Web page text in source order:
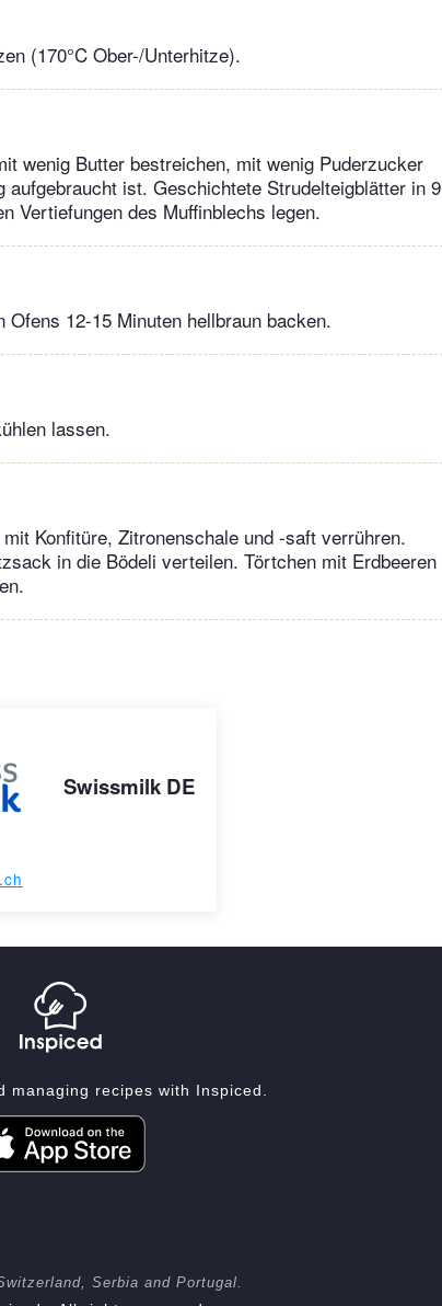
(170°C Ober-/Unterhitze).
wenig Butter bestreichen, mit wenig Puderzucker
aufgebraucht ist. Geschichtete Strudelteigblätter in 9
Vertiefungen des Muffinblechs legen.
12-15 Minuten hellbraun backen.
lassen.
Konfitüre, Zitronenschale und -saft verrühren.
in die Bödeli verteilen. Törtchen mit Erdbeeren
Swissmilk DE
managing recipes with Inspiced.
Serbia and Portugal.